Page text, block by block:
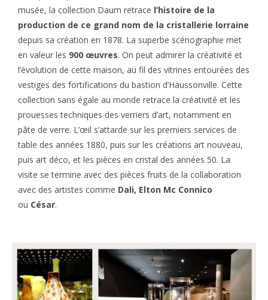
musée, la collection Daum retrace l’histoire de la
production de ce grand nom de la cristallerie lorraine
depuis sa création en 1878. La superbe scénographie met
en valeur les 900 œuvres. On peut admirer la créativité et
l’évolution de cette maison, au fil des vitrines entourées des
vestiges des fortifications du bastion d’Haussonville. Cette
collection sans égale au monde retrace la créativité et les
prouesses techniques des verriers d’art, notamment en
pâte de verre. L’œil s’attarde sur les premiers services de
table des années 1880, puis sur les créations art nouveau,
puis art déco, et les pièces en cristal des années 50. La
visite se termine avec des pièces fruits de la collaboration
avec des artistes comme Dali, Elton Mc Connico
ou César.